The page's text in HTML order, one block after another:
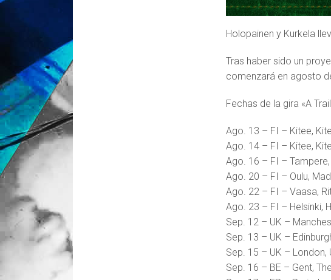
Holopainen y Kurkela
Tras haber sido un
comenzará en agosto
Fechas de la gira «A
Ago. 13 – FI – Kitee,
Ago. 14 – FI – Kitee,
Ago. 16 – FI –
Ago. 20 – FI – Oulu,
Ago. 22 – FI – Vaasa,
Ago. 23 – FI – Helsinki,
Sep. 12 – UK –
Sep. 13 – UK –
Sep. 15 – UK – London,
Sep. 16 – BE – Gent,